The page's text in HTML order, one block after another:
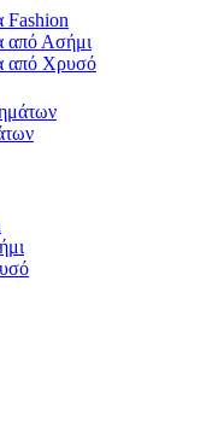
Fashion
από Ασήμι
από Χρυσό